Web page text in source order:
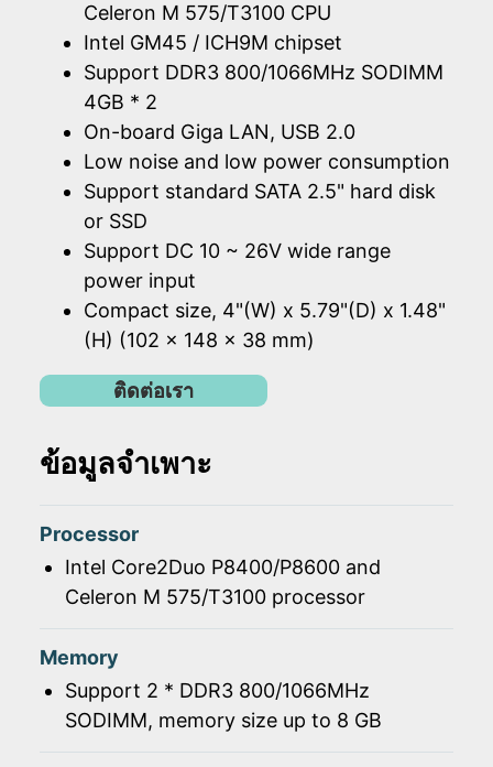
Celeron M 575/T3100 CPU
Intel GM45 / ICH9M chipset
Support DDR3 800/1066MHz SODIMM
4GB * 2
On-board Giga LAN, USB 2.0
Low noise and low power consumption
Support standard SATA 2.5" hard disk
or SSD
Support DC 10 ~ 26V wide range
power input
Compact size, 4"(W) x 5.79"(D) x 1.48"
(H) (102 x 148 x 38 mm)
ติดต่อเรา
ข้อมูลจำเพาะ
Processor
Intel Core2Duo P8400/P8600 and
Celeron M 575/T3100 processor
Memory
Support 2 * DDR3 800/1066MHz
SODIMM, memory size up to 8 GB